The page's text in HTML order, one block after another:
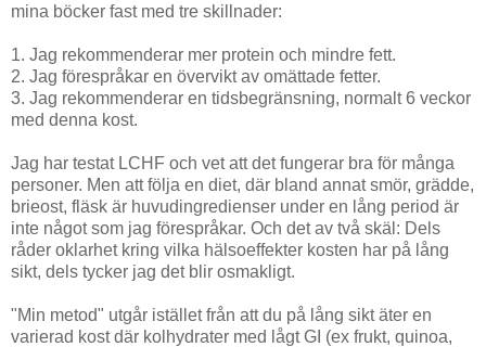
mina böcker fast med tre skillnader:
1. Jag rekommenderar mer protein och mindre fett.
2. Jag förespråkar en övervikt av omättade fetter.
3. Jag rekommenderar en tidsbegränsning, normalt 6 veckor
med denna kost.
Jag har testat LCHF och vet att det fungerar bra för många
personer. Men att följa en diet, där bland annat smör, grädde,
brieost, fläsk är huvudingredienser under en lång period är
inte något som jag förespråkar. Och det av två skäl: Dels
råder oklarhet kring vilka hälsoeffekter kosten har på lång
sikt, dels tycker jag det blir osmakligt.
"Min metod" utgår istället från att du på lång sikt äter en
varierad kost där kolhydrater med lågt GI (ex frukt, quinoa,